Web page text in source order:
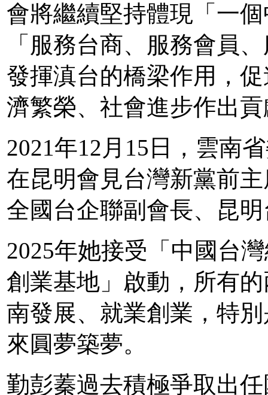
會將繼續堅持體現「一
「服務台商、服務會員
發揮滇台的橋梁作用，
濟繁榮、社會進步作出
2021年12月15日，雲南
在昆明會見台灣新黨前
全國台企聯副會長、昆
2025年她接受「中國台
創業基地」啟動，所有
南發展、就業創業，特
來圓夢築夢。
勤彭蓁過去積極爭取出